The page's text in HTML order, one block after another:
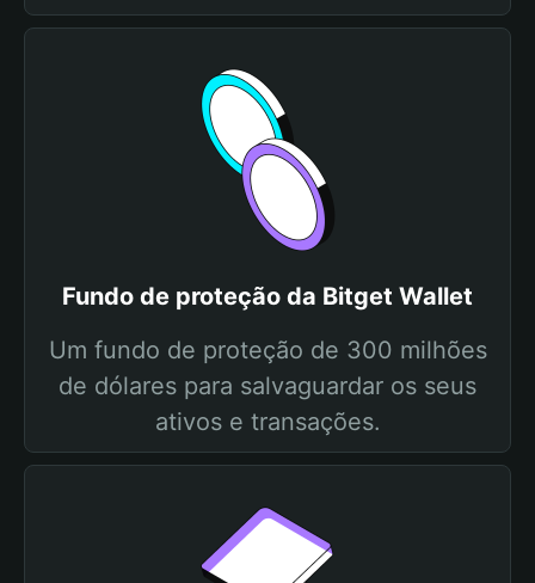
Fundo de proteção da Bitget Wallet
Um fundo de proteção de 300 milhões
de dólares para salvaguardar os seus
ativos e transações.